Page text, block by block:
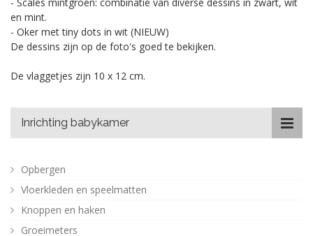
en mint.
- Oker met tiny dots in wit (NIEUW)
De dessins zijn op de foto's goed te bekijken.
De vlaggetjes zijn 10 x 12 cm.
Inrichting babykamer
Opbergen
Vloerkleden en speelmatten
Knoppen en haken
Groeimeters